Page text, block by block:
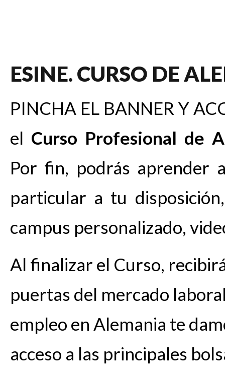
ESINE. CURSO DE
PINCHA EL BANNER Y
el Curso Profesional de
Por fin, podrás aprender
particular a tu
campus personalizado,
Al finalizar el Curso,
puertas del mercado
empleo en Alemania te
acceso a las principales